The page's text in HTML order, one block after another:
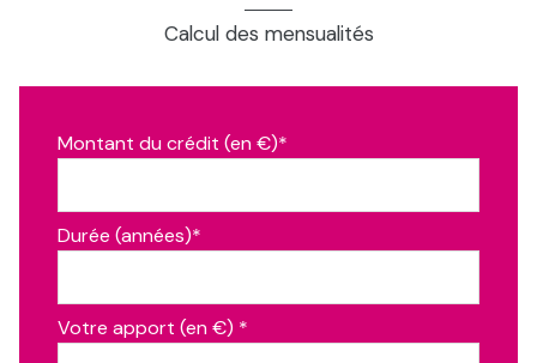
Calcul des mensualités
Montant du crédit (en €)*
Durée (années)*
Votre apport (en €) *